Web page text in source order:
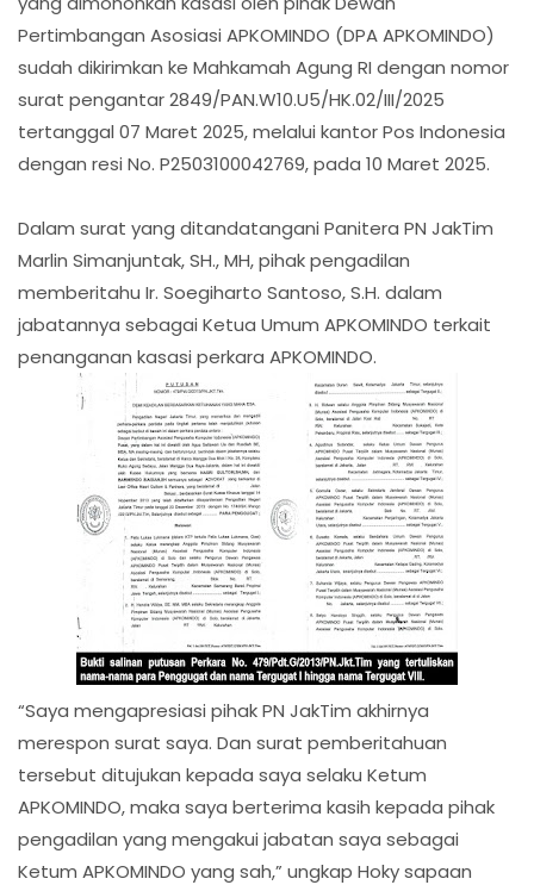
Pertimbangan Asosiasi APKOMINDO (DPA APKOMINDO)
sudah dikirimkan ke Mahkamah Agung RI dengan nomor
surat pengantar 2849/PAN.W10.U5/HK.02/III/2025
tertanggal 07 Maret 2025, melalui kantor Pos Indonesia
dengan resi No. P2503100042769, pada 10 Maret 2025.
Dalam surat yang ditandatangani Panitera PN JakTim
Marlin Simanjuntak, SH., MH, pihak pengadilan
memberitahu Ir. Soegiharto Santoso, S.H. dalam
jabatannya sebagai Ketua Umum APKOMINDO terkait
penanganan kasasi perkara APKOMINDO.
“Saya mengapresiasi pihak PN JakTim akhirnya
merespon surat saya. Dan surat pemberitahuan
tersebut ditujukan kepada saya selaku Ketum
APKOMINDO, maka saya berterima kasih kepada pihak
pengadilan yang mengakui jabatan saya sebagai
Ketum APKOMINDO yang sah,” ungkap Hoky sapaan